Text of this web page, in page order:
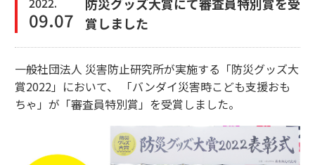
09.07
賞しました
⼀般社団法⼈ 災害防⽌研究所が実施する「防災グッズ⼤
賞2022」において、 「バンダイ災害時こども支援おも
ちゃ」が「審査員特別賞」を受賞しました。